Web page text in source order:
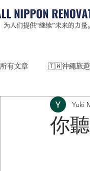
为人们提供“继续”未来的力量
所有文章 🇹🇼沖繩旅遊
你
Yuki